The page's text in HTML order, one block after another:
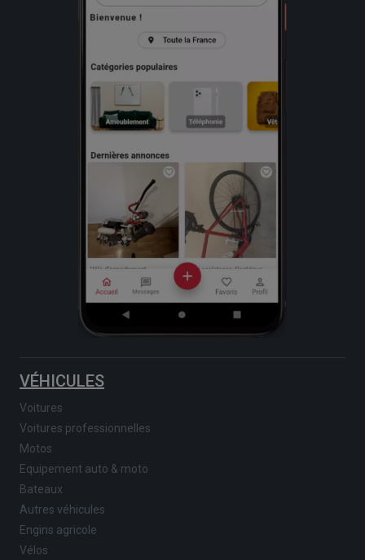
VÉHICULES
Voitures
Voitures professionnelles
Motos
Equipement auto & moto
Bateaux
Autres véhicules
Engins agricole
Vélos